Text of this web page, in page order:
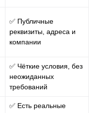
✅ Публичные
реквизиты, адреса и
компании
✅ Чёткие условия, без
неожиданных
требований
✅ Есть реальные